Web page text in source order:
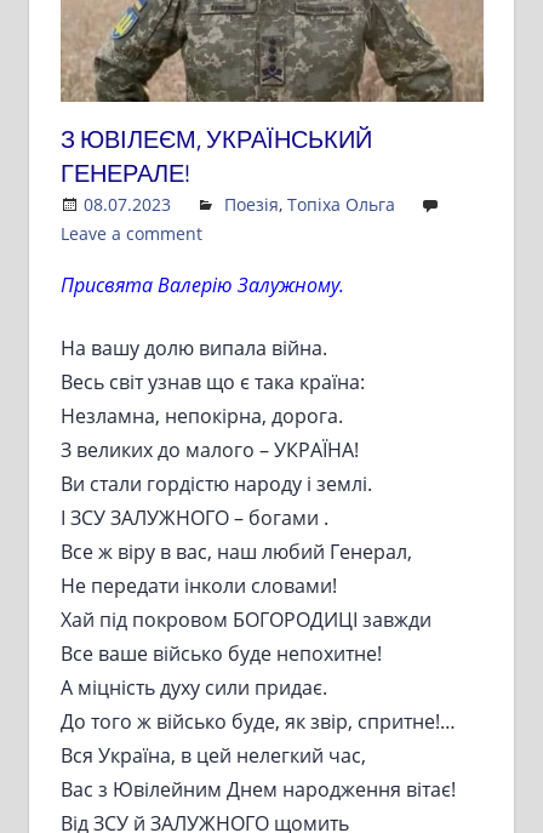
З ЮВІЛЕЄМ, УКРАЇНСЬКИЙ
ГЕНЕРАЛЕ!
08.07.2023 Admin
Поезія, Топіха Ольга
Leave a comment
Присвята Валерію Залужному.
На вашу долю випала війна.
Весь світ узнав що є така країна:
Незламна, непокірна, дорога.
З великих до малого – УКРАЇНА!
Ви стали гордістю народу і землі.
І ЗСУ ЗАЛУЖНОГО – богами .
Все ж віру в вас, наш любий Генерал,
Не передати інколи словами!
Хай під покровом БОГОРОДИЦІ завжди
Все ваше військо буде непохитне!
А міцність духу сили придає.
До того ж військо буде, як звір, спритне!…
Вся Україна, в цей нелегкий час,
Вас з Ювілейним Днем народження вітає!
Від ЗСУ й ЗАЛУЖНОГО щомить